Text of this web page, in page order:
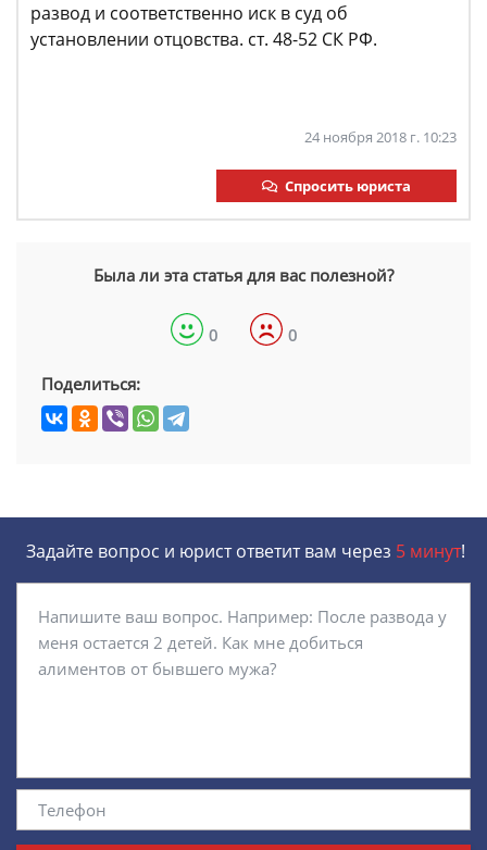
развод и соответственно иск в суд об
установлении отцовства. ст. 48-52 СК РФ.
24 ноября 2018 г. 10:23
Спросить юриста
Была ли эта статья для вас полезной?
0 0
Поделиться:
Задайте вопрос и юрист ответит вам через 5 минут!